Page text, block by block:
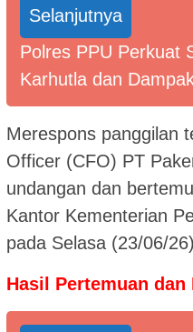
Selanjutnya
Polres PPU Perkuat
Karhutla dan
Merespons panggilan
Officer (CFO) PT
undangan dan
Kantor Kementerian
pada Selasa (23/06/
Hasil Pertemuan